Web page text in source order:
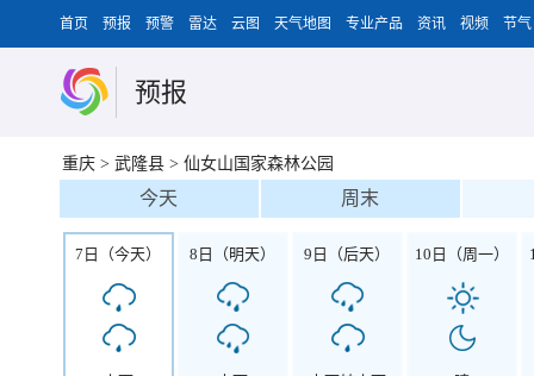
首页 预报 预警 雷达 云图 天气地图 专业产品 资讯 视频 节气
预报
重庆 > 武隆县 > 仙女山国家森林公园
今天 周末
7日（今天） 8日（明天） 9日（后天） 10日（周一）